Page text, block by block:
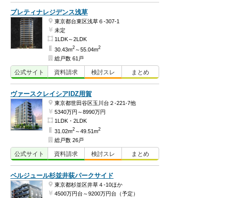
プレティナレジデンス浅草
東京都台東区浅草６-307-1
未定
1LDK～2LDK
30.43m2 ～55.04m2
総戸数 61戸
公式サイト 資料請求 検討スレ まとめ
ヴァースクレイシアIDZ用賀
東京都世田谷区玉川台２-221-7他
5340万円～8990万円
1LDK・2LDK
31.02m2 ～49.51m2
総戸数 26戸
公式サイト 資料請求 検討スレ まとめ
ベルジュール杉並井荻パークサイド
東京都杉並区井草４-10ほか
4500万円台～9200万円台（予定）